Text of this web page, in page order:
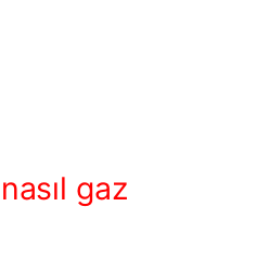
gaz